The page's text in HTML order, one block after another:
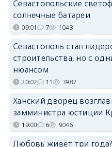
Севастопольские
солнечные батареи
09:01 7 1043
Севастополь стал
строительства, но с
нюансом
20:02 11 3987
Ханский дворец
замминистра юстиции
19:00 6 9046
Любовь живёт три